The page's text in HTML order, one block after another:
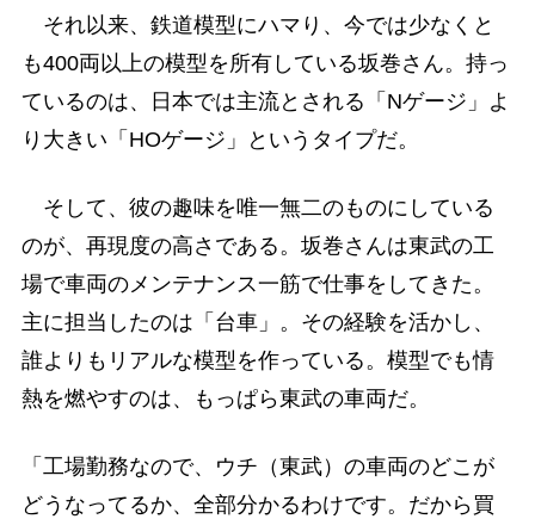
それ以来、鉄道模型にハマり、今では少なくと
も400両以上の模型を所有している坂巻さん。持っ
ているのは、日本では主流とされる「Nゲージ」よ
り大きい「HOゲージ」というタイプだ。
そして、彼の趣味を唯一無二のものにしている
のが、再現度の高さである。坂巻さんは東武の工
場で車両のメンテナンス一筋で仕事をしてきた。
主に担当したのは「台車」。その経験を活かし、
誰よりもリアルな模型を作っている。模型でも情
熱を燃やすのは、もっぱら東武の車両だ。
「工場勤務なので、ウチ（東武）の車両のどこが
どうなってるか、全部分かるわけです。だから買